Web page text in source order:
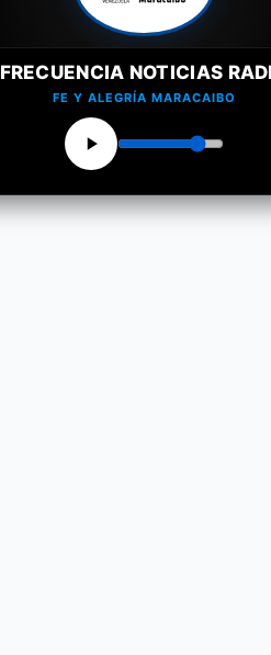
FRECUENCIA NOTICIAS
FE Y ALEGRÍA MARACAIBO